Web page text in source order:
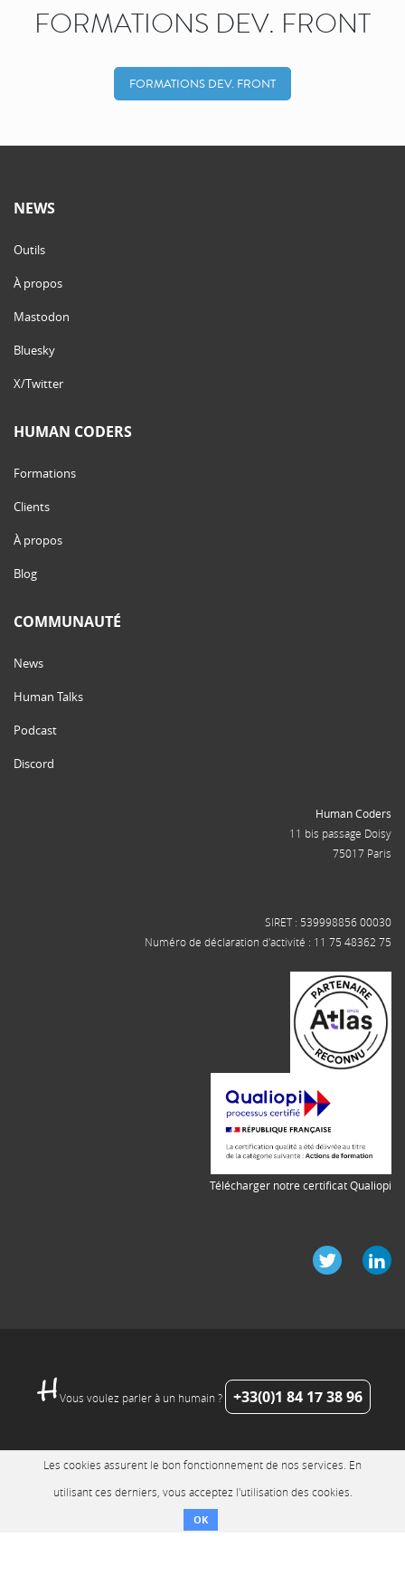
FORMATIONS DEV. FRONT
FORMATIONS DEV. FRONT
NEWS
Outils
À propos
Mastodon
Bluesky
X/Twitter
HUMAN CODERS
Formations
Clients
À propos
Blog
COMMUNAUTÉ
News
Human Talks
Podcast
Discord
Human Coders
11 bis passage Doisy
75017 Paris
SIRET : 539998856 00030
Numéro de déclaration d'activité : 11 75 48362 75
Télécharger notre certificat Qualiopi
Vous voulez parler à un humain ? +33(0)1 84 17 38 96
Les cookies assurent le bon fonctionnement de nos services. En
utilisant ces derniers, vous acceptez l'utilisation des cookies.
OK